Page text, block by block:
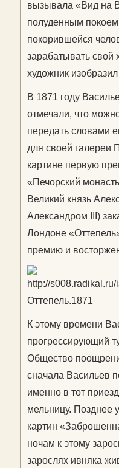
вызывала «Вид на
полуденным
покорившейся
зарабатывать свой
художник
В 1871 году
отмечали, что
передать словами
для своей галереи
картине первую
«Печорский
Великий князь
Александром III)
Лондоне
премию и
Оттепель.1871
К этому времени
прогрессирующий
Общество
сначала Васильев
именно в тот
мельницу. Позднее
картин
ночам к этому
зарослях ивняка